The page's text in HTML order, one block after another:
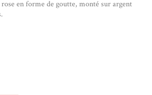
en forme de goutte, monté sur argent